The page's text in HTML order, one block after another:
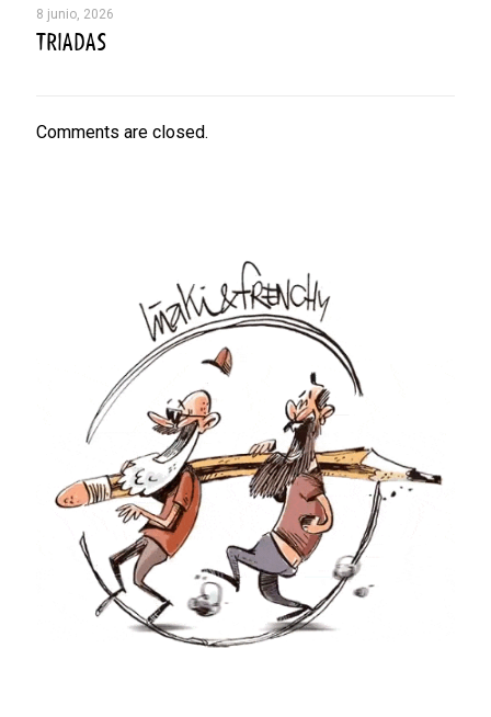
8 junio, 2026
TRIADAS
Comments are closed.